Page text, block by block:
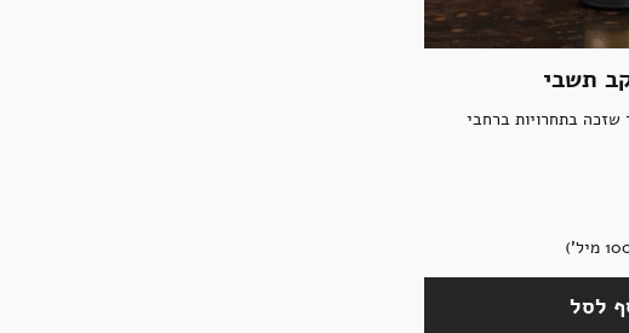
שזכה בתחרויות ברחבי
לסל